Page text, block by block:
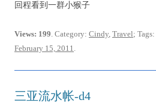
回程看到一群小猴子
Views: 199. Category: Cindy, Travel; Tags:
February 15, 2011.
三亚流水帐-d4